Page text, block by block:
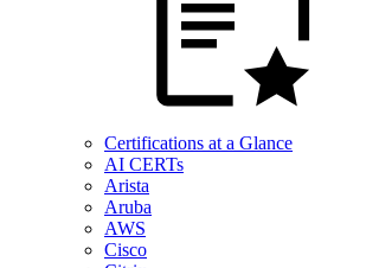
Certifications at a Glance
AI CERTs
Arista
Aruba
AWS
Cisco